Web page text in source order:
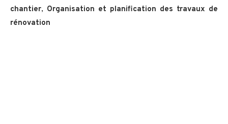
chantier, Organisation et planification des travaux de
rénovation